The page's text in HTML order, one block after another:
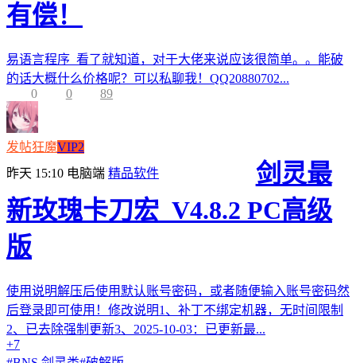
有偿！
易语言程序 看了就知道，对于大佬来说应该很简单。。能破
的话大概什么价格呢？可以私聊我！QQ20880702...
0
0 89
发帖狂魔VIP2
昨天 15:10 电脑端 精品软件
剑灵最
新玫瑰卡刀宏_V4.8.2 PC高级
版
使用说明解压后使用默认账号密码，或者随便输入账号密码然
后登录即可使用！修改说明1、补丁不绑定机器，无时间限制
2、已去除强制更新3、2025-10-03：已更新最...
+7